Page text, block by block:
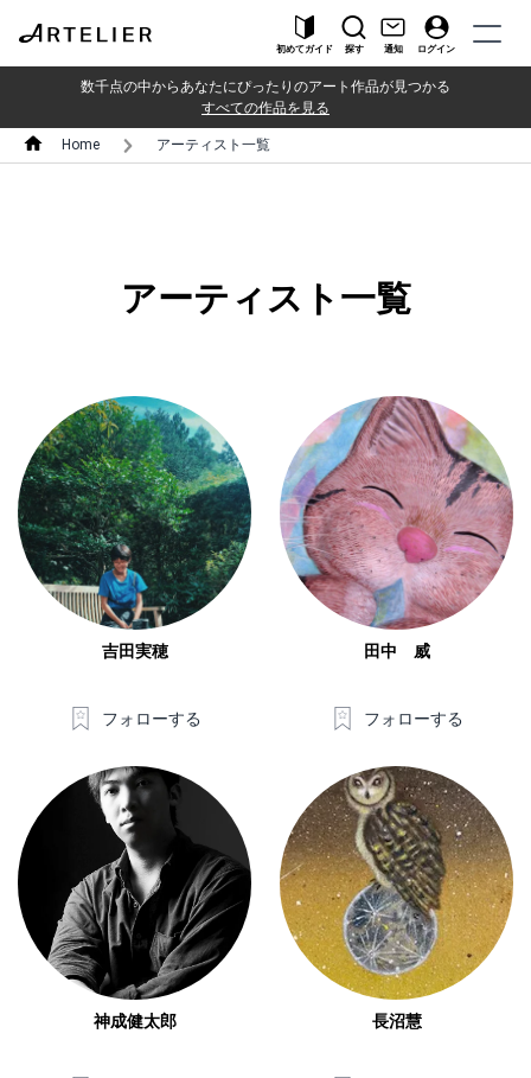
初めてガイド 探す 通知 ログイン
数千点の中からあなたにぴったりのアート作品が見つかる
すべての作品を見る
Home アーティスト一覧
アーティスト一覧
吉田実穂
フォローする
田中 威
フォローする
神成健太郎 長沼慧